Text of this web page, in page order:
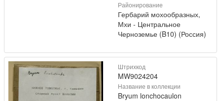
Районирование
Гербарий мохообразных,
Мхи - Центральное
Черноземье (B10) (Россия)
Штрихкод
MW9024204
Название в коллекции
Bryum lonchocaulon